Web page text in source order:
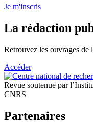
Je m'inscris
La rédaction
Retrouvez les ouvrages de
Accéder
Revue soutenue par
CNRS
Partenaires